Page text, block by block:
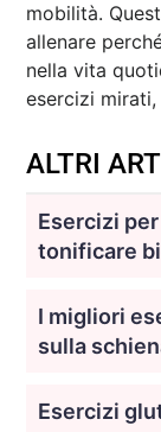
mobilità.
allenare
nella vita
esercizi
ALTRI
Esercizi
tonificare
I migliori
sulla
Esercizi